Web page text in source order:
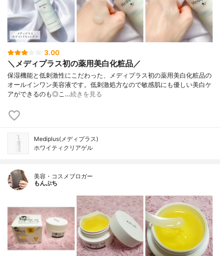
3.00
＼メディプラス初の薬用美白化粧品／
保湿機能と低刺激性にこだわった、メディプラス初の薬用美白化粧品の
オールインワン美容液です。低刺激処方なので敏感肌にも優しい美白ケ
アができるのも◎こ…続きを見る
Mediplus(メディプラス)
ホワイティクリアゲル
美容・コスメブロガー
もんぷち